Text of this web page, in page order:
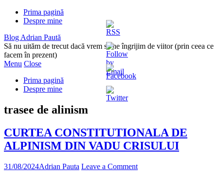
Prima pagină
Despre mine
Blog Adrian Paută
Să nu uităm de trecut dacă vrem să ne îngrijim de viitor (prin ceea ce
facem în prezent)
Menu Close
Prima pagină
Despre mine
trasee de alinism
CURTEA CONSTITUTIONALA DE
ALPINISM DIN VADU CRISULUI
31/08/2024Adrian Pauta Leave a Comment